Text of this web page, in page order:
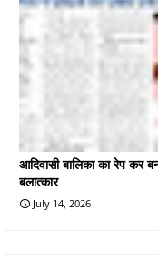
आदिवासी बालिका का रेप कर
बलात्कार
July 14, 2026